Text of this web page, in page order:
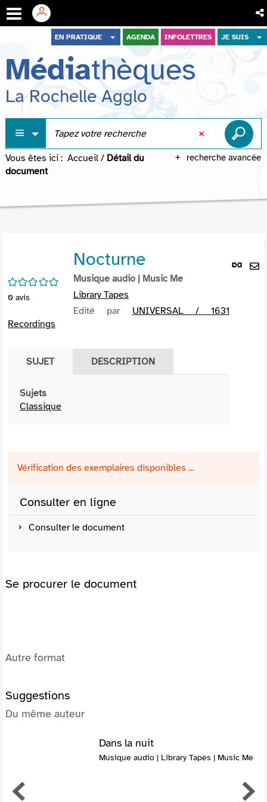
menu
contenu
recherche
EN PRATIQUE AGENDA INFOLETTRES JE SUIS
Médiathèques
La Rochelle Agglo
recherche avancée
Vous êtes ici : Accueil / Détail du
document
Lien
/5
0 avis
Nocturne
Musique audio | Music Me
Library Tapes
Edité par UNIVERSAL / 1631
Recordings
SUJET DESCRIPTION
Sujets
Classique
Vérification des exemplaires disponibles ...
Consulter en ligne
Consulter le document
Se procurer le document
Autre format
Suggestions
Du même auteur
Dans la nuit
Musique audio | Library Tapes | Music Me